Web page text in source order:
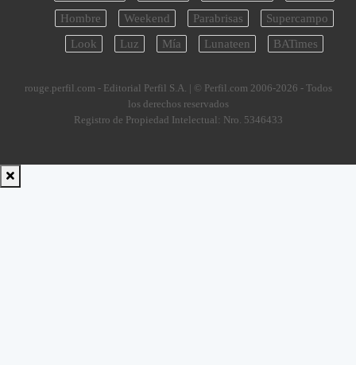
Hombre
Weekend Parabrisas
Supercampo
Look
Luz Mía Lunateen BATimes
rouge.perfil.com - Editorial Perfil S.A. | © Perfil.com 2006-2026 - Todos
los derechos reservados
Registro de Propiedad Intelectual: Nro. 5346433